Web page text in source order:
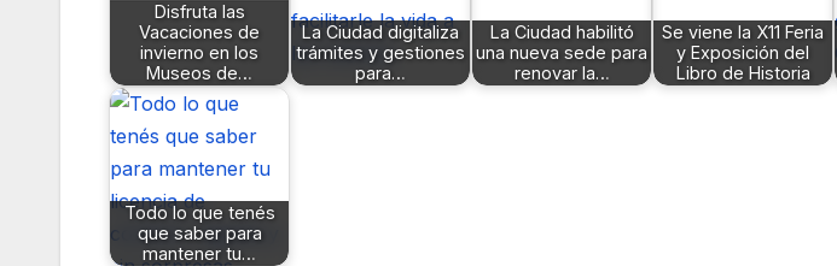
Disfruta las
Vacaciones de
invierno en los
Museos de…
La Ciudad digitaliza
trámites y gestiones
para…
La Ciudad habilitó
una nueva sede para
renovar la…
Se viene la X11 Feria
y Exposición del
Libro de Historia
Todo lo que tenés
que saber para
mantener tu…